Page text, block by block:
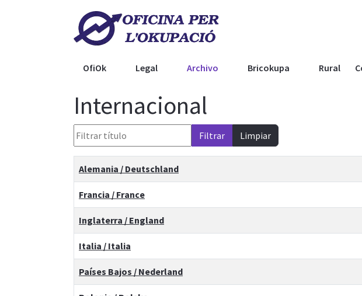
OfiOk Legal Archivo Bricokupa Rural
Internacional
Filtrar título Filtrar Limpiar
Tabla de artículos
Title
Alemania / Deutschland
Francia / France
Inglaterra / England
Italia / Italia
Países Bajos / Nederland